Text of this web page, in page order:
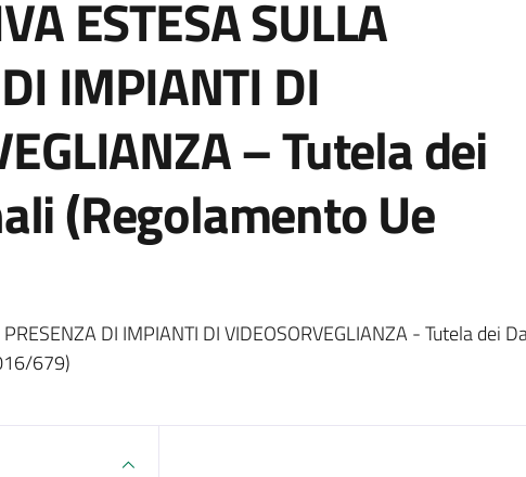
ESTESA SULLA
IMPIANTI DI
– Tutela dei
(Regolamento Ue
DI IMPIANTI DI VIDEOSORVEGLIANZA - Tutela dei
679)